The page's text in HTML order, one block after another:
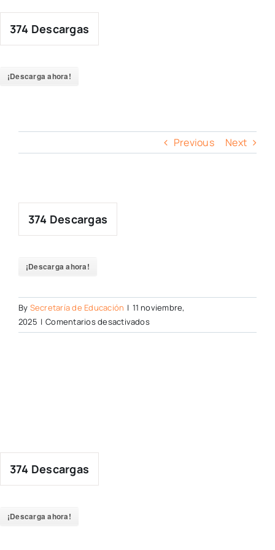
content
374 Descargas
¡Descarga ahora!
Previous Next
374 Descargas
¡Descarga ahora!
By Secretaría de Educación | 11 noviembre,
2025 | Comentarios desactivadosen
374 Descargas
¡Descarga ahora!